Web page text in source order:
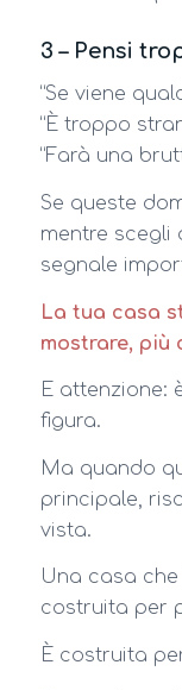
3 – Pensi
“Se viene
“È troppo
“Farà una
Se queste
mentre scegli
segnale
La tua casa
mostrare, più
E attenzione:
figura.
Ma quando
principale,
vista.
Una casa
costruita per
È costruita